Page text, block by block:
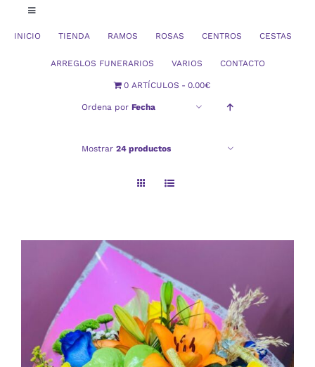
Toggle
INICIO TIENDA RAMOS ROSAS CENTROS CESTAS
ARREGLOS FUNERARIOS VARIOS CONTACTO
0 ARTÍCULOS 0.00€
Ordena por Fecha
Mostrar 24 productos